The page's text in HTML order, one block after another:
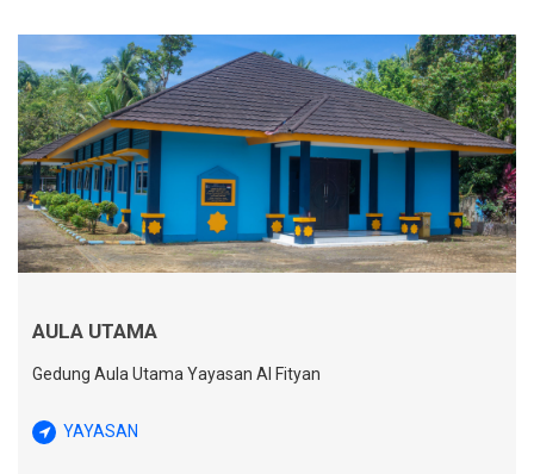
AULA UTAMA
Gedung Aula Utama Yayasan Al Fityan
YAYASAN